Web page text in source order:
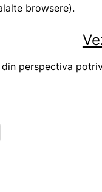
browsere).
perspectiva